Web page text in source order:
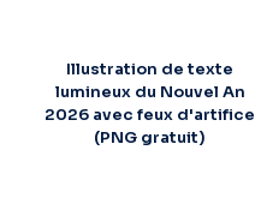
Illustration de texte
lumineux du Nouvel An
2026 avec feux d'artifice
(PNG gratuit)